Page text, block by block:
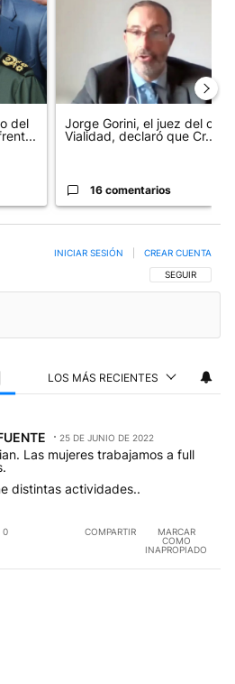
del
Jorge Gorini, el juez del caso
Vialidad, declaró que Cr...
16 comentarios
SIGA ESTA
SEGUIR
INICIAR SESIÓN CREAR CUENTA
LOS MÁS RECIENTES
25 DE JUNIO DE 2022
Las mujeres trabajamos a full
distintas actividades..
0 COMPARTIR
MARCAR
COMO
INAPROPIADO